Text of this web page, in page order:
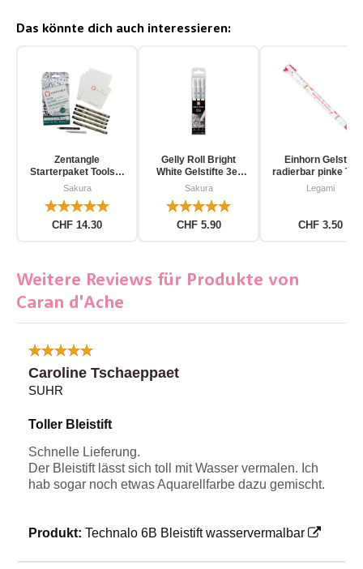
Das könnte dich auch interessieren:
Zentangle
Starterpaket Toolset
für Einsteiger 12-
Sakura
CHF 14.30
Gelly Roll Bright
White Gelstifte 3er
Pack
Sakura
CHF 5.90
Einhorn Gelstift
radierbar pinke
Legami
CHF 3.50
Weitere Reviews für Produkte von
Caran d'Ache
Caroline Tschaeppaet
SUHR
Toller Bleistift
Schnelle Lieferung.
Der Bleistift lässt sich toll mit Wasser vermalen. Ich
hab sogar noch etwas Aquarellfarbe dazu gemischt.
Produkt: Technalo 6B Bleistift wasservermalbar